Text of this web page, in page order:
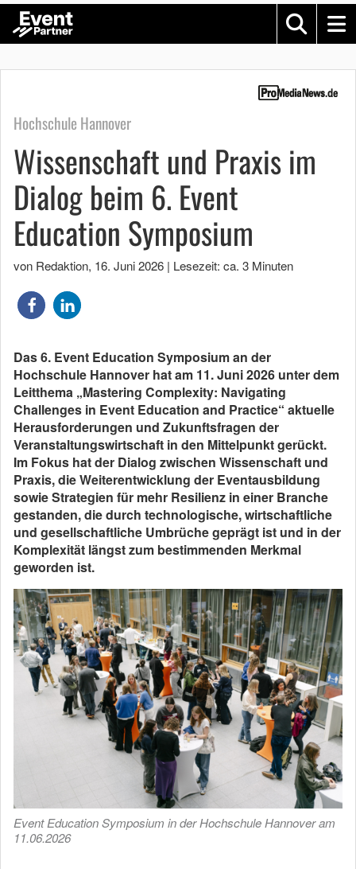
Hochschule Hannover
Wissenschaft und Praxis im
Dialog beim 6. Event
Education Symposium
von Redaktion, 16. Juni 2026 | Lesezeit: ca. 3 Minuten
Das 6. Event Education Symposium an der
Hochschule Hannover hat am 11. Juni 2026 unter dem
Leitthema „Mastering Complexity: Navigating
Challenges in Event Education and Practice“ aktuelle
Herausforderungen und Zukunftsfragen der
Veranstaltungswirtschaft in den Mittelpunkt gerückt.
Im Fokus hat der Dialog zwischen Wissenschaft und
Praxis, die Weiterentwicklung der Eventausbildung
sowie Strategien für mehr Resilienz in einer Branche
gestanden, die durch technologische, wirtschaftliche
und gesellschaftliche Umbrüche geprägt ist und in der
Komplexität längst zum bestimmenden Merkmal
geworden ist.
Event Education Symposium in der Hochschule Hannover am
11.06.2026